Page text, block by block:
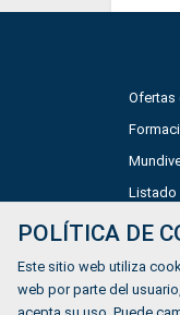
Ofertas
Listado
POLÍTICA DE
Este sitio web utiliza
web por parte del